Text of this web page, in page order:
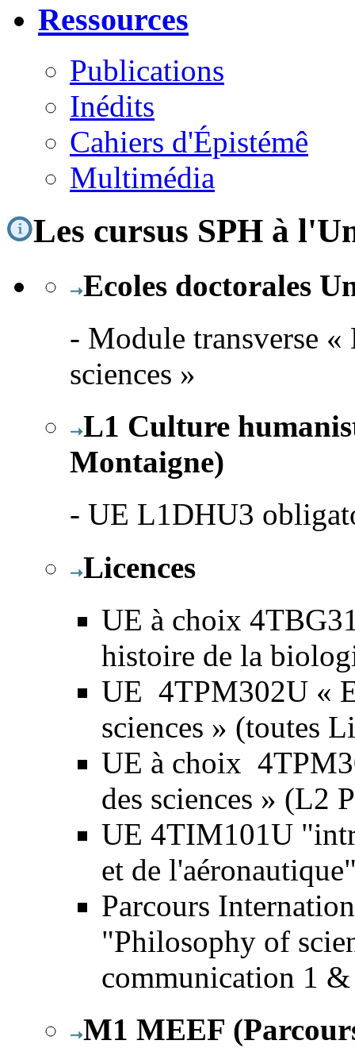
Ressources
Publications
Inédits
Cahiers d'Épistémê
Multimédia
Les cursus SPH à
Ecoles doctorales
- Module transverse
sciences »
L1 Culture
Montaigne)
- UE L1DHU3
Licences
UE à choix
histoire de la
UE 4TPM302U «
sciences » (toutes
UE à choix
des sciences » (L2
UE 4TIM101U
et de
Parcours
"Philosophy of
communication 1
M1 MEEF